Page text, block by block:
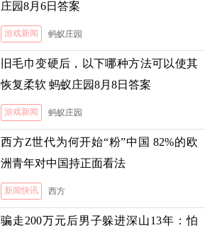
庄园8月6日答案
游戏新闻 蚂蚁庄园
旧毛巾变硬后，以下哪种方法可以使其
恢复柔软 蚂蚁庄园8月8日答案
游戏新闻 蚂蚁庄园
西方Z世代为何开始“粉”中国 82%的欧
洲青年对中国持正面看法
新闻快讯 西方
骗走200万元后男子躲进深山13年：怕